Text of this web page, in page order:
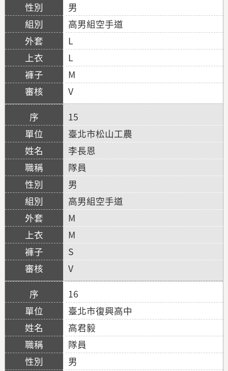
男
高男組空手道
L
L
M
V
15
臺北市松山工農
李長恩
隊員
男
高男組空手道
M
M
S
V
16
臺北市復興高中
高君毅
隊員
男